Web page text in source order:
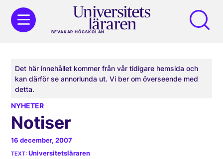
BEVAKAR HÖGSKOLAN
Det här innehållet kommer från vår tidigare hemsida och
kan därför se annorlunda ut. Vi ber om överseende med
detta.
NYHETER
Notiser
16 december, 2007
Universitetsläraren